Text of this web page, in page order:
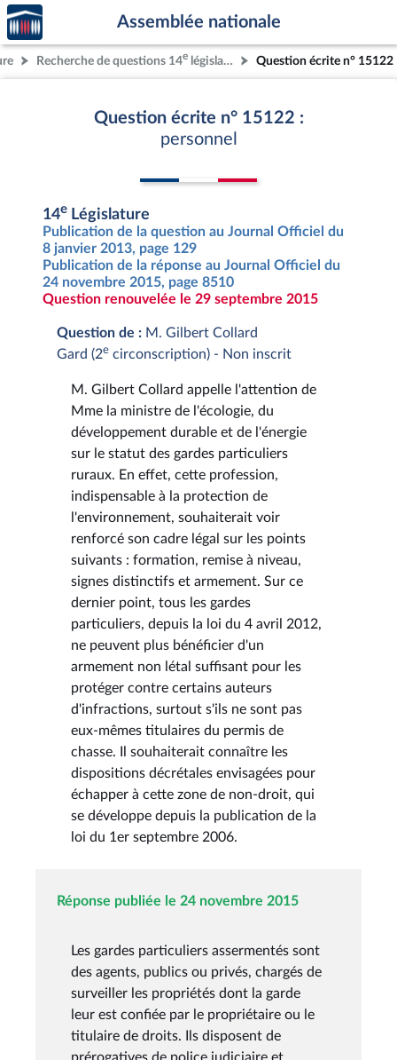
Aller au contenu
Aller en bas de la page
Accèder
à la
page
d'accueil
Assemblée nationale
Recherche de questions 14e législature Question écrite n° 15122
Question écrite n° 15122 :
personnel
14e Législature
Publication de la question au Journal Officiel du
8 janvier 2013, page 129
Publication de la réponse au Journal Officiel du
24 novembre 2015, page 8510
Question renouvelée le 29 septembre 2015
Question de : M. Gilbert Collard
Gard (2e circonscription) - Non inscrit
M. Gilbert Collard appelle l'attention de
Mme la ministre de l'écologie, du
développement durable et de l'énergie
sur le statut des gardes particuliers
ruraux. En effet, cette profession,
indispensable à la protection de
l'environnement, souhaiterait voir
renforcé son cadre légal sur les points
suivants : formation, remise à niveau,
signes distinctifs et armement. Sur ce
dernier point, tous les gardes
particuliers, depuis la loi du 4 avril 2012,
ne peuvent plus bénéficier d'un
armement non létal suffisant pour les
protéger contre certains auteurs
d'infractions, surtout s'ils ne sont pas
eux-mêmes titulaires du permis de
chasse. Il souhaiterait connaître les
dispositions décrétales envisagées pour
échapper à cette zone de non-droit, qui
se développe depuis la publication de la
loi du 1er septembre 2006.
Réponse publiée le 24 novembre 2015
Les gardes particuliers assermentés sont
des agents, publics ou privés, chargés de
surveiller les propriétés dont la garde
leur est confiée par le propriétaire ou le
titulaire de droits. Ils disposent de
prérogatives de police judiciaire et